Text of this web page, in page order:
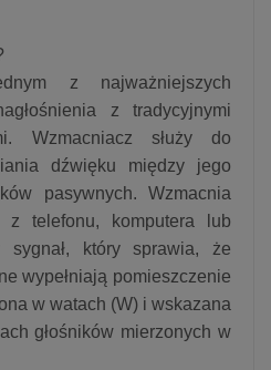
z najważniejszych
z tradycyjnymi
Wzmacniacz służy do
dźwięku między jego
pasywnych. Wzmacnia
z telefonu, komputera lub
sygnał, który sprawia, że
wypełniają pomieszczenie
w watach (W) i wskazana
głośników mierzonych w